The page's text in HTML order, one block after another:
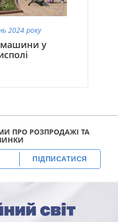
2024 року
у
ПРО РОЗПРОДАЖІ ТА
ПІДПИСАТИСЯ